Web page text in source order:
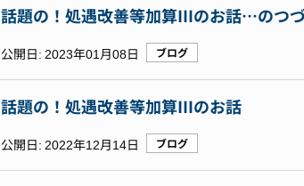
話題の！処遇改善等加算Ⅲのお話…のつ
公開日: 2023年01月08日 ブログ
話題の！処遇改善等加算Ⅲのお話
公開日: 2022年12月14日 ブログ